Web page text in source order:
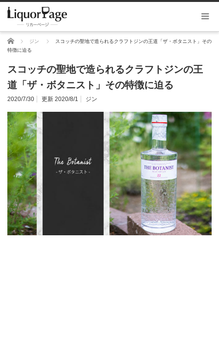
ホーム ジン
スコッチの聖地で造られるクラフトジンの王道「ザ・ボタニスト」その
特徴に迫る
スコッチの聖地で造られるクラフトジンの王
道「ザ・ボタニスト」その特徴に迫る
2020/7/30 更新 2020/8/1 ジン